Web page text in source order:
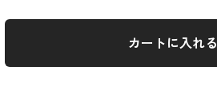
カートに入れる